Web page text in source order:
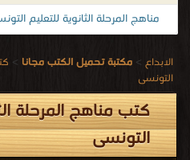
مناهج المرحلة الثانوية للتعليم
الابداع > مكتبة تحميل الكتب مجانا >
التونسى
كتب مناهج المرحلة
التونسى